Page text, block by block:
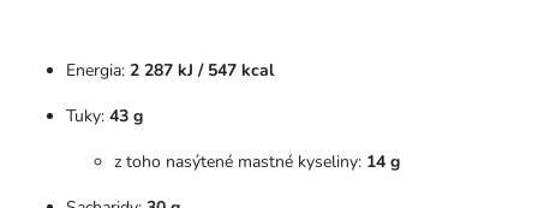
Energia: 2 287 kJ / 547 kcal
Tuky: 43 g
z toho nasýtené mastné kyseliny: 14 g